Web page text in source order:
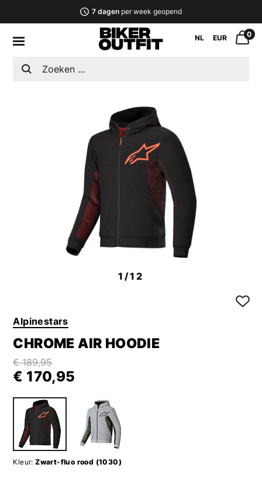
7 dagenper week geopend
NL EUR 0
1 /12
Alpinestars
CHROME AIR HOODIE
€ 189,95
€ 170,95
Kleur: Zwart-fluo rood (1030)